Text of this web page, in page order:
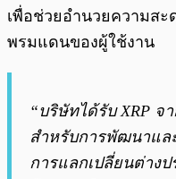
เพื่อช่วยอำนวยความสะ
พรมแดนของผู้ใช้งาน
“บริษัทได้รับ XRP จ
สำหรับการพัฒนาแล
การแลกเปลี่ยนต่าง